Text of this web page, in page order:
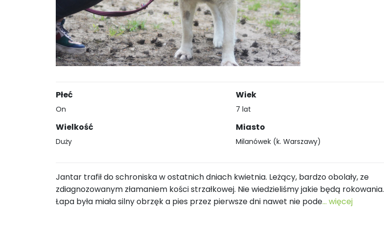
Płeć
On
Wielkość
Duży
Wiek
7 lat
Miasto
Milanówek (k. Warszawy)
Jantar trafił do schroniska w ostatnich dniach kwietnia. Leżący, bardzo obolały, ze
zdiagnozowanym złamaniem kości strzałkowej. Nie wiedzieliśmy jakie będą rokowania.
Łapa była miała silny obrzęk a pies przez pierwsze dni nawet nie pode... więcej